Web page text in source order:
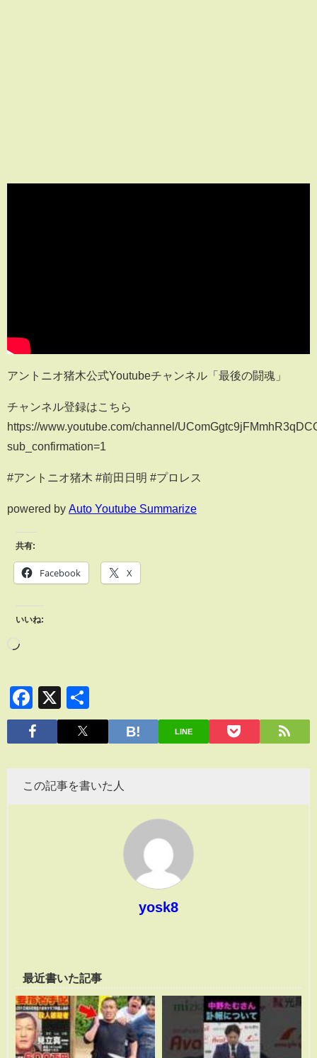
アントニオ猪木公式Youtubeチャンネル「最後の闘魂」
チャンネル登録はこちら
https://www.youtube.com/channel/
sub_confirmation=1
#アントニオ猪木 #前田日明 #プロレス
powered by Auto Youtube Summarize
共有:
Facebook X
いいね:
Facebook
X
有
LINE
この記事を書いた人
yosk8
最近書いた記事